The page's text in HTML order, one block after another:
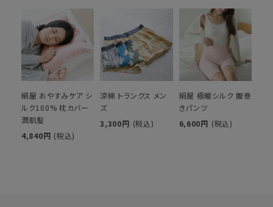
絹屋 おやすみケア シ
ルク100% 枕カバー
潤肌髪
4,840円 (税込)
涼綿 トランクス メン
ズ
3,300円 (税込)
絹屋 極暖シルク 腹巻
きパンツ
6,600円 (税込)